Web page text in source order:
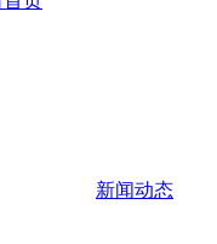
新闻动态